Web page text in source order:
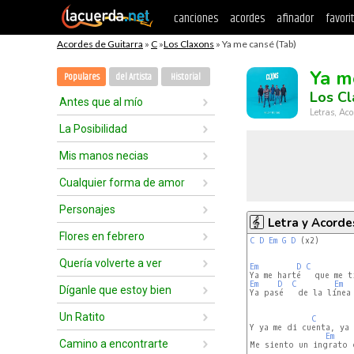
canciones acordes afinador
Acordes de Guitarra » C »Los Claxons » Ya me cansé (Tab)
Populares del Artista Historial
Antes que al mío
La Posibilidad
Mis manos necias
Cualquier forma de amor
Personajes
Flores en febrero
Quería volverte a ver
Díganle que estoy bien
Un Ratito
Camino a encontrarte
Ya
Los
Letras,
Letra y
C D Em G D (x2)
Em D C
Em
D C Em
Ya pasé   de la línea
C
Y ya me di cuenta,
Em
Me siento un ingrato